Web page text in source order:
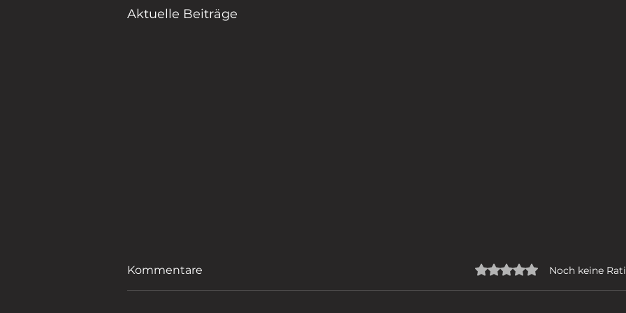
Aktuelle Beiträge
Kommentare Mit 0 von 5 Sternen
Noch keine